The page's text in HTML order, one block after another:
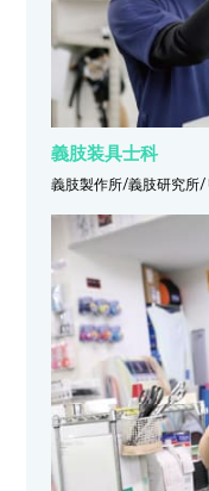
義肢装具士科
義肢製作所/義肢研究所